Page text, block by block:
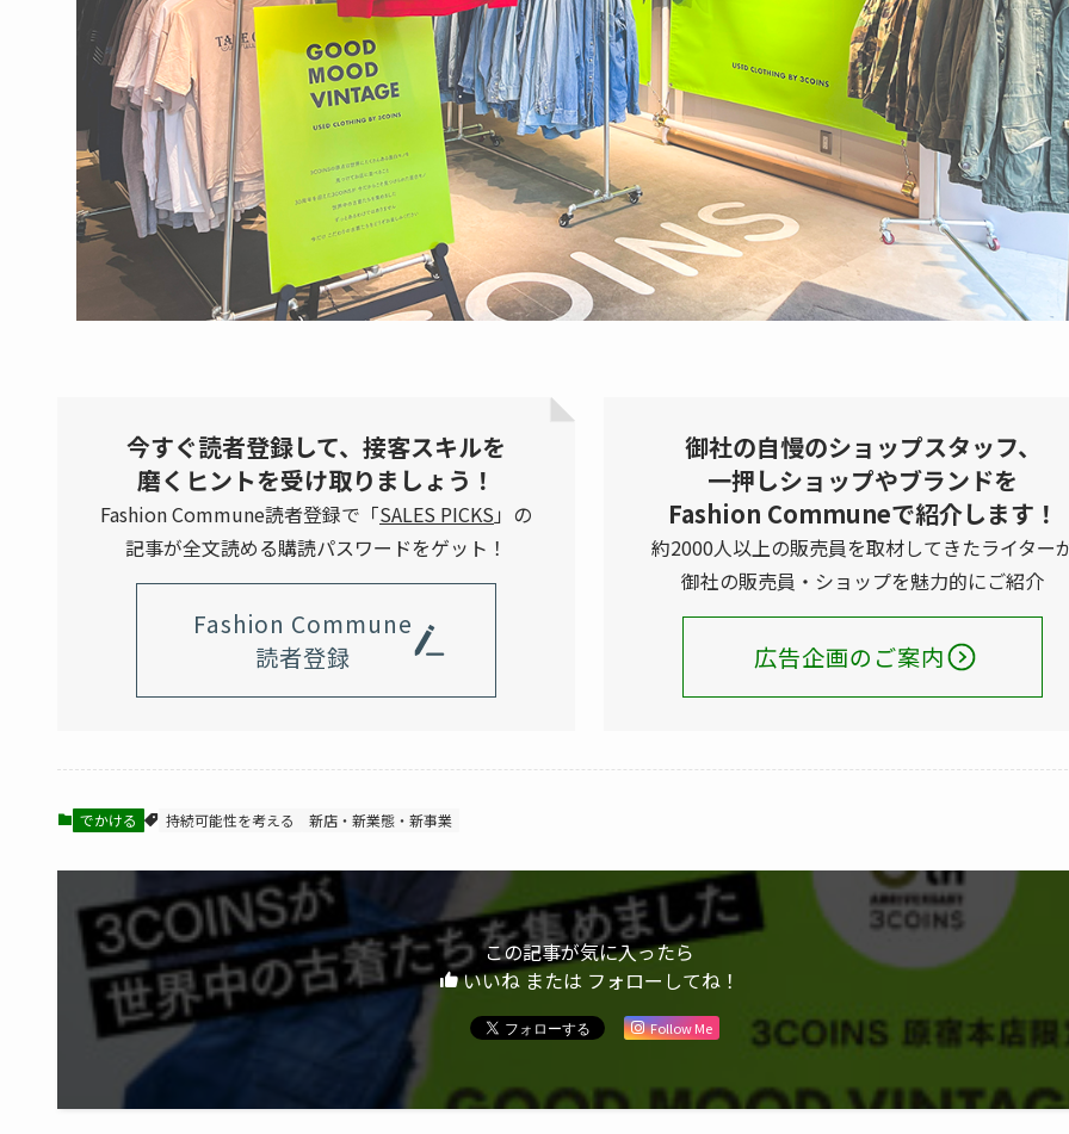
今すぐ読者登録して、接客スキルを
磨くヒントを受け取りましょう！
Fashion Commune読者登録で「SALES PICKS 」の
記事が全文読める購読パスワードをゲット！
Fashion Commune
読者登録
御社の自慢のショップスタッフ、
一押しショップやブランドを
Fashion Communeで紹介します！
約2000人以上の販売員を取材してきたライター
御社の販売員・ショップを魅力的にご紹介
広告企画のご案内
でかける 持続可能性を考える 新店・新業態・新事業
この記事が気に入ったら
いいね または フォローしてね！
Follow Me